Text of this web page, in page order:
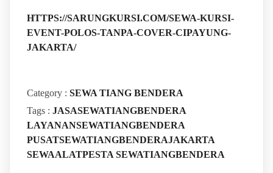
HTTPS://SARUNGKURSI.COM/SEWA-KURSI-
EVENT-POLOS-TANPA-COVER-CIPAYUNG-
JAKARTA/
Category : SEWA TIANG BENDERA
Tags : JASASEWATIANGBENDERA
LAYANANSEWATIANGBENDERA
PUSATSEWATIANGBENDERAJAKARTA
SEWAALATPESTA SEWATIANGBENDERA